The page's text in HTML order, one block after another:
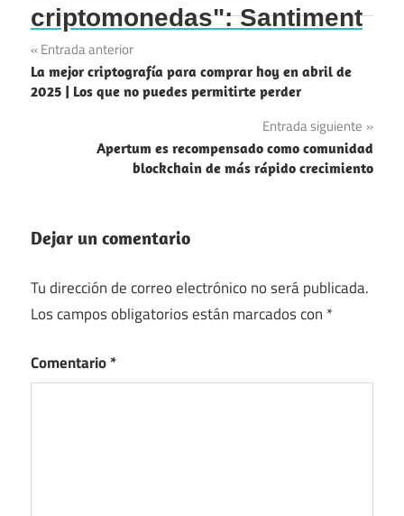
criptomonedas": Santiment
Navegación
de
Entrada anterior
La mejor criptografía para comprar hoy en abril de
2025 | Los que no puedes permitirte perder
Entrada siguiente
Apertum es recompensado como comunidad
blockchain de más rápido crecimiento
Dejar un comentario
Tu dirección de correo electrónico no será publicada.
Los campos obligatorios están marcados con *
Comentario*